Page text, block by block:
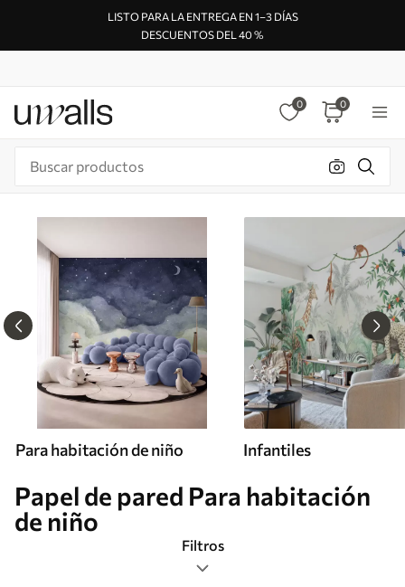
LISTO PARA LA ENTREGA EN 1–3 DÍAS
DESCUENTOS DEL 40 %
0 0
Para habitación de niño Infantiles
Papel de pared Para habitación
de niño
Filtros